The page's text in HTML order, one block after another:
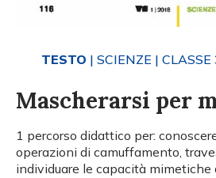
TESTO | SCIENZE | CLASSE
Mascherarsi per
1 percorso didattico per:
operazioni di camuffamento,
individuare le capacità mimetiche